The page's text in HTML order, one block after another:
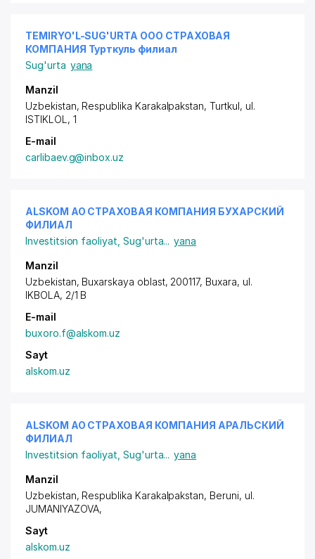
TEMIRYO'L-SUG'URTA ООО СТРАХОВАЯ
КОМПАНИЯ Турткуль филиал
Sug'urta yana
Manzil
Uzbekistan, Respublika Karakalpakstan, Turtkul, ul.
ISTIKLOL , 1
E-mail
carlibaev.g@inbox.uz
ALSKOM АО СТРАХОВАЯ КОМПАНИЯ БУХАРСКИЙ
ФИЛИАЛ
Investitsion faoliyat Sug'urta... yana
Manzil
Uzbekistan, Buxarskaya oblast, 200117, Buxara, ul.
IKBOLA, 2/1 B
E-mail
buxoro.f@alskom.uz
Sayt
alskom.uz
ALSKOM АО СТРАХОВАЯ КОМПАНИЯ АРАЛЬСКИЙ
ФИЛИАЛ
Investitsion faoliyat Sug'urta... yana
Manzil
Uzbekistan, Respublika Karakalpakstan, Beruni, ul.
JUMANIYAZOVA,
Sayt
alskom.uz